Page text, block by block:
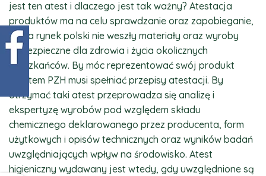
jest ten atest i dlaczego jest tak ważny? Atestacja
produktów ma na celu sprawdzanie oraz zapobieganie,
by na rynek polski nie weszły materiały oraz wyroby
niebezpieczne dla zdrowia i życia okolicznych
mieszkańców. By móc reprezentować swój produkt
atestem PZH musi spełniać przepisy atestacji. By
otrzymać taki atest przeprowadza się analizę i
ekspertyzę wyrobów pod względem składu
chemicznego deklarowanego przez producenta, form
użytkowych i opisów technicznych oraz wyników badań
uwzględniających wpływ na środowisko. Atest
higieniczny wydawany jest wtedy, gdy uwzględnione są